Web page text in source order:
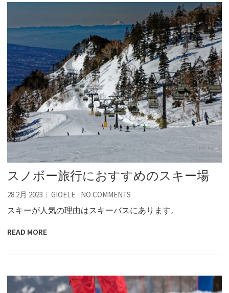
スノボー旅行におすすめのスキー場
28 2月 2023 GIOELE NO COMMENTS
スキーが人気の理由はスキーバスにあります。
READ MORE